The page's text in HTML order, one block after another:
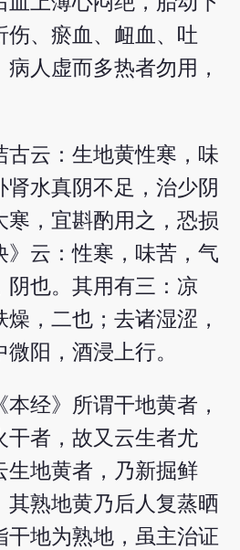
伤、瘀血、衄血、吐
人虚而多热者勿用，
古云：生地黄性寒，味
水真阴不足，治少阴
寒，宜斟酌用之，恐损
》云：性寒，味苦，气
阴也。其用有三：凉
，二也；去诸湿涩，
阳，酒浸上行。
本经》所谓干地黄者，
干者，故又云生者尤
生地黄者，乃新掘鲜
其熟地黄乃后人复蒸晒
干地为熟地，虽主治证